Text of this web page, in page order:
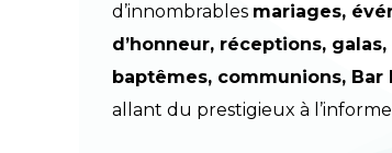
d’innombrables mariages,
d’honneur, réceptions,
baptêmes, communions,
allant du prestigieux à